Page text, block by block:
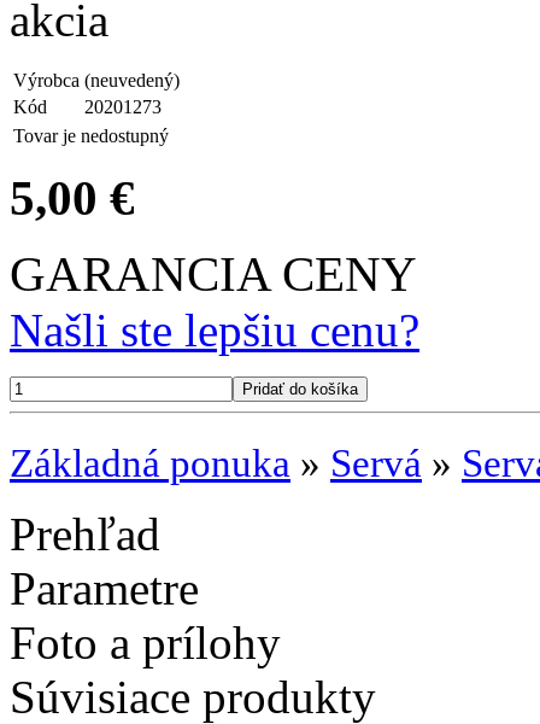
Výrobca (neuvedený)
Kód
20201273
Tovar je nedostupný
5,00 €
GARANCIA CENY
Našli ste lepšiu cenu?
Základná ponuka » Servá »
Prehľad
Parametre
Foto a prílohy
Súvisiace produkty